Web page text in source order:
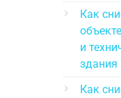
Как
и
здания
Как